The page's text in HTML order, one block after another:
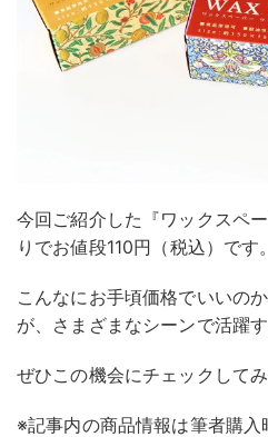
今回ご紹介した『ワックスペ
りでお値段110円（税込）です。
こんなにお手頃価格でいいの
が、さまざまなシーンで活躍
ぜひこの機会にチェックしてみ
※記事内の商品情報は筆者購